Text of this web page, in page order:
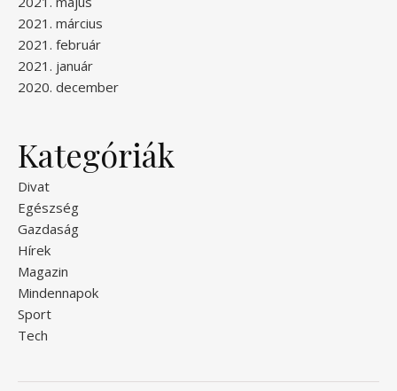
2021. március
2021. február
2021. január
2020. december
Kategóriák
Divat
Egészség
Gazdaság
Hírek
Magazin
Mindennapok
Sport
Tech